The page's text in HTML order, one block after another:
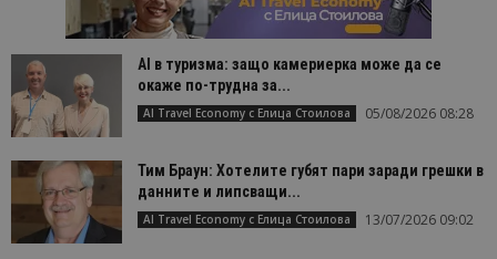
AI в туризма: защо камериерка може да се
окаже по-трудна за...
AI Travel Economy с Елица Стоилова 05/08/2026 08:28
Тим Браун: Хотелите губят пари заради грешки в
данните и липсващи...
AI Travel Economy с Елица Стоилова 13/07/2026 09:02